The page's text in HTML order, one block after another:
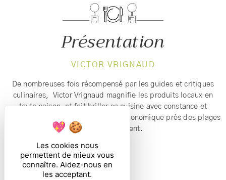
Présentation
VICTOR VRIGNAUD
De nombreuses fois récompensé par les guides et critiques
culinaires, Victor Vrignaud magnifie les produits locaux en
toute saison, et fait briller sa cuisine avec constance et
élégance dans notre restaurant gastronomique près des plages
du débarquement.
Les cookies nous
permettent de mieux vous
connaître. Aidez-nous en
les acceptant.